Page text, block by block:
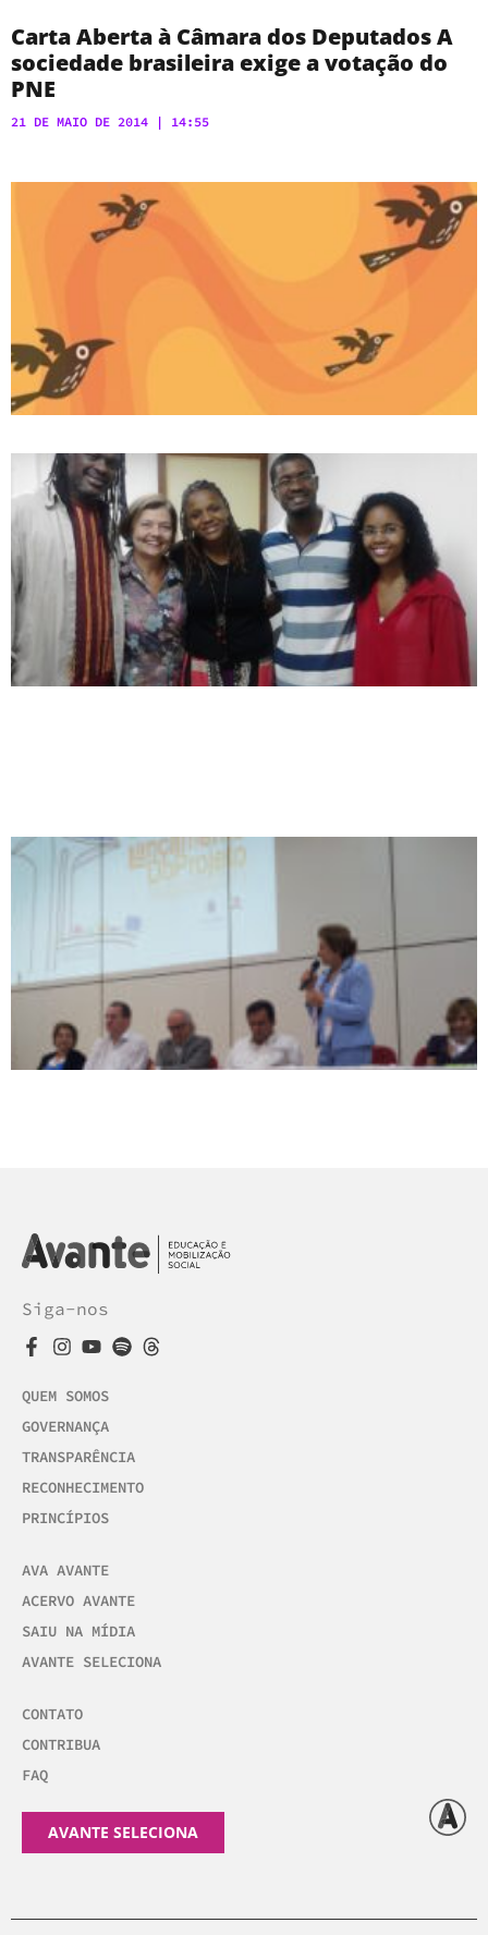
Carta Aberta à Câmara dos Deputados A
sociedade brasileira exige a votação do
PNE
21 DE MAIO DE 2014 14:55
Siga-nos
QUEM SOMOS
GOVERNANÇA
TRANSPARÊNCIA
RECONHECIMENTO
PRINCÍPIOS
AVA AVANTE
ACERVO AVANTE
SAIU NA MÍDIA
AVANTE SELECIONA
CONTATO
CONTRIBUA
FAQ
AVANTE SELECIONA